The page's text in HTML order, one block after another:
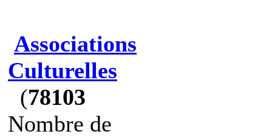
Associations
Culturelles
(78103
Nombre de